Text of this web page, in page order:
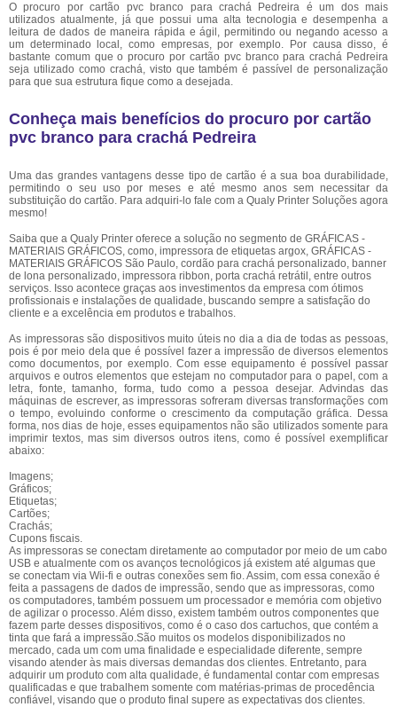
O procuro por cartão pvc branco para crachá Pedreira é um dos mais
utilizados atualmente, já que possui uma alta tecnologia e desempenha a
leitura de dados de maneira rápida e ágil, permitindo ou negando acesso a
um determinado local, como empresas, por exemplo. Por causa disso, é
bastante comum que o procuro por cartão pvc branco para crachá Pedreira
seja utilizado como crachá, visto que também é passível de personalização
para que sua estrutura fique como a desejada.
Conheça mais benefícios do procuro por cartão
pvc branco para crachá Pedreira
Uma das grandes vantagens desse tipo de cartão é a sua boa durabilidade,
permitindo o seu uso por meses e até mesmo anos sem necessitar da
substituição do cartão. Para adquiri-lo fale com a Qualy Printer Soluções agora
mesmo!
Saiba que a Qualy Printer oferece a solução no segmento de GRÁFICAS -
MATERIAIS GRÁFICOS, como, impressora de etiquetas argox, GRÁFICAS -
MATERIAIS GRÁFICOS São Paulo, cordão para crachá personalizado, banner
de lona personalizado, impressora ribbon, porta crachá retrátil, entre outros
serviços. Isso acontece graças aos investimentos da empresa com ótimos
profissionais e instalações de qualidade, buscando sempre a satisfação do
cliente e a excelência em produtos e trabalhos.
As impressoras são dispositivos muito úteis no dia a dia de todas as pessoas,
pois é por meio dela que é possível fazer a impressão de diversos elementos
como documentos, por exemplo. Com esse equipamento é possível passar
arquivos e outros elementos que estejam no computador para o papel, com a
letra, fonte, tamanho, forma, tudo como a pessoa desejar. Advindas das
máquinas de escrever, as impressoras sofreram diversas transformações com
o tempo, evoluindo conforme o crescimento da computação gráfica. Dessa
forma, nos dias de hoje, esses equipamentos não são utilizados somente para
imprimir textos, mas sim diversos outros itens, como é possível exemplificar
abaixo:
Imagens;
Gráficos;
Etiquetas;
Cartões;
Crachás;
Cupons fiscais.
As impressoras se conectam diretamente ao computador por meio de um cabo
USB e atualmente com os avanços tecnológicos já existem até algumas que
se conectam via Wii-fi e outras conexões sem fio. Assim, com essa conexão é
feita a passagens de dados de impressão, sendo que as impressoras, como
os computadores, também possuem um processador e memória com objetivo
de agilizar o processo. Além disso, existem também outros componentes que
fazem parte desses dispositivos, como é o caso dos cartuchos, que contém a
tinta que fará a impressão.São muitos os modelos disponibilizados no
mercado, cada um com uma finalidade e especialidade diferente, sempre
visando atender às mais diversas demandas dos clientes. Entretanto, para
adquirir um produto com alta qualidade, é fundamental contar com empresas
qualificadas e que trabalhem somente com matérias-primas de procedência
confiável, visando que o produto final supere as expectativas dos clientes.